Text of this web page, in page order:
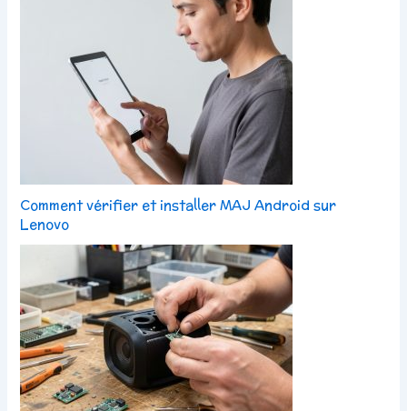
Comment vérifier et installer MAJ Android sur
Lenovo